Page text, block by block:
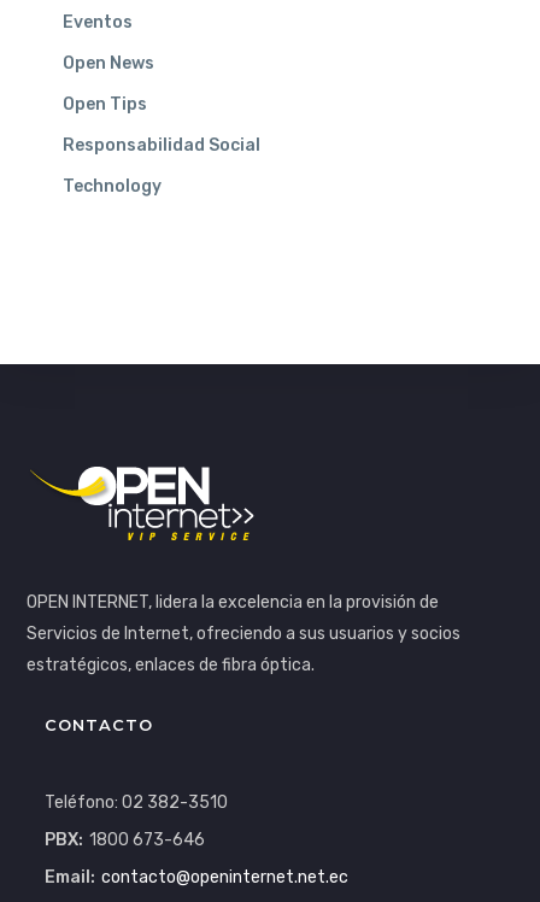
Eventos
Open News
Open Tips
Responsabilidad Social
Technology
OPEN INTERNET, lidera la excelencia en la provisión de
Servicios de Internet, ofreciendo a sus usuarios y socios
estratégicos, enlaces de fibra óptica.
CONTACTO
Teléfono: 02 382-3510
PBX: 1800 673-646
Email: contacto@openinternet.net.ec